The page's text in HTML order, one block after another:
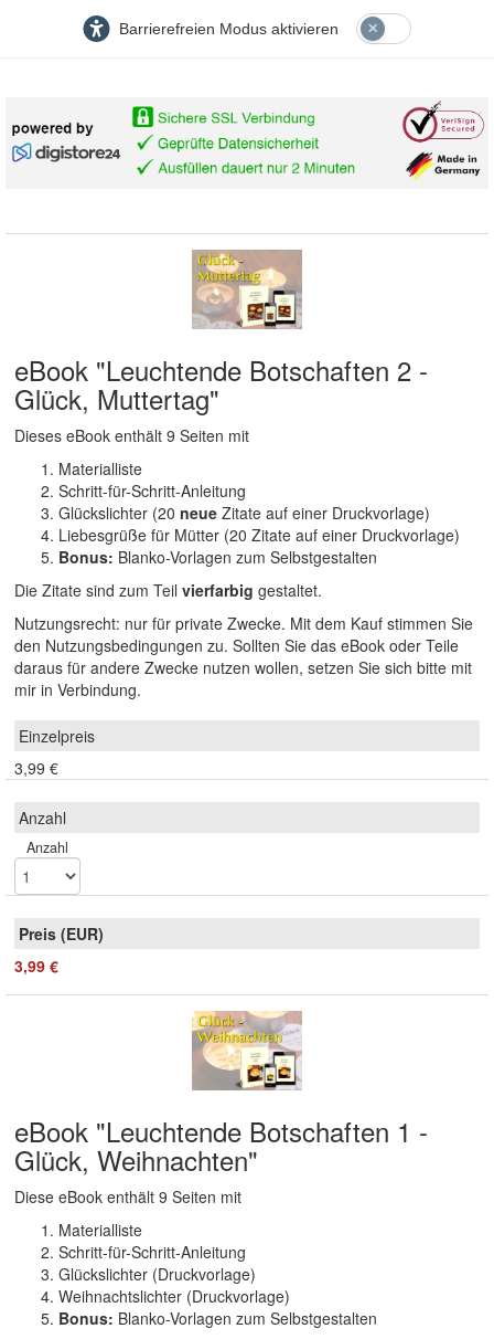
Barrierefreien Modus aktivieren
eBook "Leuchtende Botschaften 2 -
Glück, Muttertag"
Dieses eBook enthält 9 Seiten mit
Materialliste
Schritt-für-Schritt-Anleitung
Glückslichter (20 neue Zitate auf einer Druckvorlage)
Liebesgrüße für Mütter (20 Zitate auf einer Druckvorlage)
Bonus: Blanko-Vorlagen zum Selbstgestalten
Die Zitate sind zum Teil vierfarbig gestaltet.
Nutzungsrecht: nur für private Zwecke. Mit dem Kauf stimmen Sie
den Nutzungsbedingungen zu. Sollten Sie das eBook oder Teile
daraus für andere Zwecke nutzen wollen, setzen Sie sich bitte mit
mir in Verbindung.
3,99 €
Anzahl
3,99 €
eBook "Leuchtende Botschaften 1 -
Glück, Weihnachten"
Diese eBook enthält 9 Seiten mit
Materialliste
Schritt-für-Schritt-Anleitung
Glückslichter (Druckvorlage)
Weihnachtslichter (Druckvorlage)
Bonus: Blanko-Vorlagen zum Selbstgestalten